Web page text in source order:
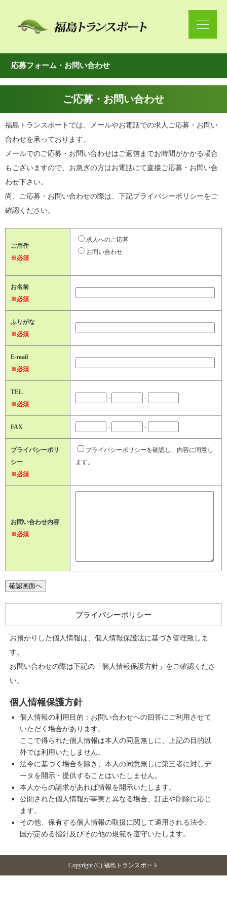
応募フォーム・お問い合わせ
ご応募・お問い合わせ
福島トランスポート では、メールやお電話での求人ご応募・お問い
合わせを承っております。
メールでのご応募・お問い合わせはご返信までお時間がかかる場合
もございますので、お急ぎの方はお電話にて直接ご応募・お問い合
わせ下さい。
尚、ご応募・お問い合わせの際は、下記プライバシーポリシーをご
確認ください。
ご用件
※必須
求人へのご応募
お問い合わせ
お名前
※必須
ふりがな
※必須
E-mail
※必須
TEL
※必須
- -
FAX - -
プライバシーポリ
シー
※必須
プライバシーポリシーを確認し、内容に同意し
ます。
お問い合わせ内容
※必須
プライバシーポリシー
お預かりした個人情報は、個人情報保護法に基づき管理致しま
す。
お問い合わせの際は下記の「個人情報保護方針」をご確認くださ
い。
個人情報保護方針
個人情報の利用目的：お問い合わせへの回答にご利用させて
いただく場合があります。
ここで得られた個人情報は本人の同意無しに、上記の目的以
外では利用いたしません。
法令に基づく場合を除き、本人の同意無しに第三者に対しデ
ータを開示・提供することはいたしません。
本人からの請求があれば情報を開示いたします。
公開された個人情報が事実と異なる場合、訂正や削除に応じ
ます。
その他、保有する個人情報の取扱に関して適用される法令、
国が定める指針及びその他の規範を遵守いたします。
Copyright (C) 福島トランスポート